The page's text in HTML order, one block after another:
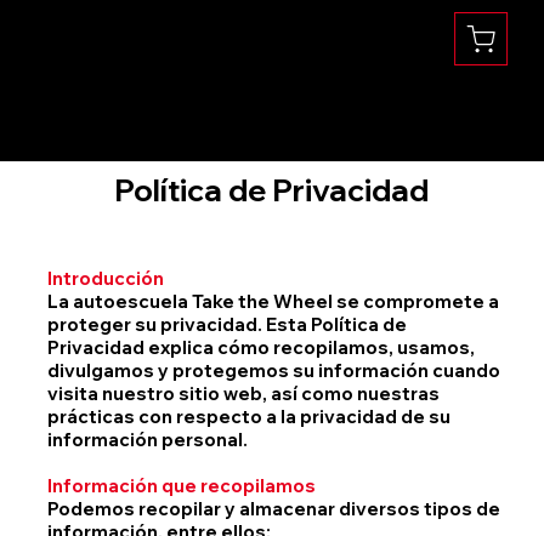
Política de Privacidad
Introducción
La autoescuela Take the Wheel se compromete a
proteger su privacidad. Esta Política de
Privacidad explica cómo recopilamos, usamos,
divulgamos y protegemos su información cuando
visita nuestro sitio web, así como nuestras
prácticas con respecto a la privacidad de su
información personal.
Información que recopilamos
Podemos recopilar y almacenar diversos tipos de